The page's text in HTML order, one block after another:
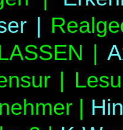
|
|
|
|